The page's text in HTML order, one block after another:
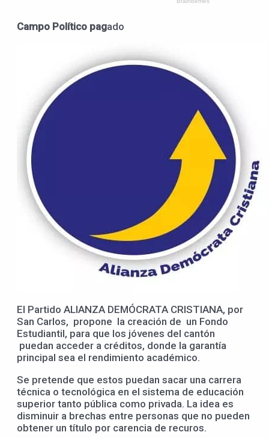
Campo Político pagado
El Partido ALIANZA DEMÓCRATA CRISTIANA, por
San Carlos, propone la creación de un Fondo
Estudiantil, para que los jóvenes del cantón
puedan acceder a créditos, donde la garantía
principal sea el rendimiento académico.
Se pretende que estos puedan sacar una carrera
técnica o tecnológica en el sistema de educación
superior tanto pública como privada. La idea es
disminuir a brechas entre personas que no pueden
obtener un título por carencia de recuros.